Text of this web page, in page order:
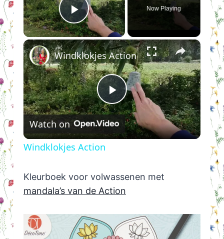
Play Video
Now Playing
×
Play
Video
Windklokjes Action
Watch on
Windklokjes Action
Kleurboek voor volwassenen met
mandala’s van de Action